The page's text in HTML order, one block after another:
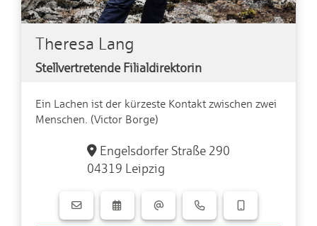
Theresa Lang
Stellvertretende Filialdirektorin
Ein Lachen ist der kürzeste Kontakt zwischen zwei
Menschen. (Victor Borge)
Engelsdorfer Straße 290
04319 Leipzig